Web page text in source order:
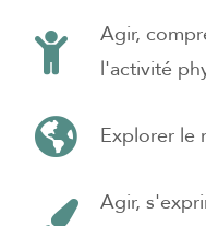
Agir,
l'activité
Explorer le
Agir,